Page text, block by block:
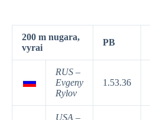
200 m nugara,
vyrai
PB
RUS –
Evgeny
Rylov
1.53.36
USA –